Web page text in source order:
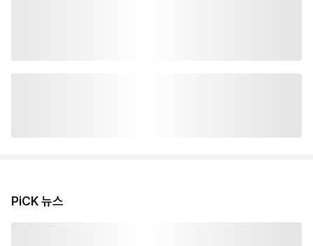
PiCK 뉴스